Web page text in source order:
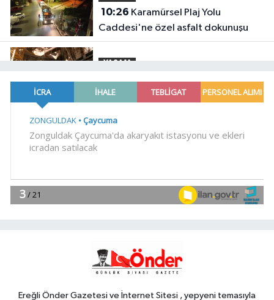
10:26
Caddesi'ne özel asfalt dokunuşu
YAŞAM
10:20Buca Metrosu'nda dev adım
10:14 Gülben Ergen'den Yavru
10:04
kurallarını öğreniyor
Ereğli Önder Gazetesi ve İnternet Sitesi , yepyeni temasıyla